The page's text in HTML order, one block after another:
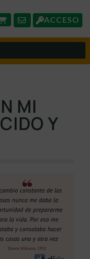
ACCESO
MI
Y